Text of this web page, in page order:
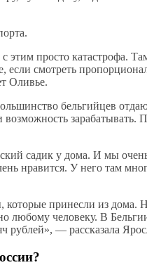
этим просто катастрофа.
смотреть
Оливье.
бельгийцев
зарабатывать.
садик у дома. И мы
нравится. У него там
которые принесли из дома.
любому человеку. В
рублей», — рассказала